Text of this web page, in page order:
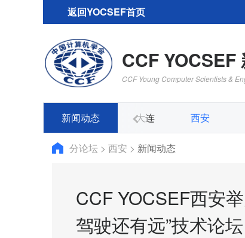
返回YOCSEF首页
CCF YOCSEF
CCF Young Computer Scientists &
新闻动态
苏州 大连 西安
分论坛 > 西安 > 新闻动态
CCF YOCSEF西安
驾驶还有远”技术论坛